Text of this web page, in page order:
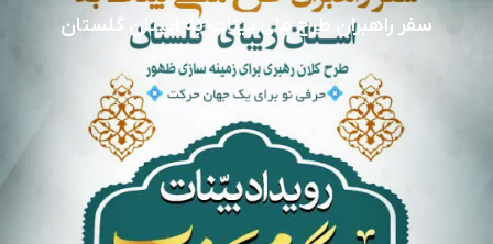
سفر راهبران طرح ملی بینات به استان گلستان